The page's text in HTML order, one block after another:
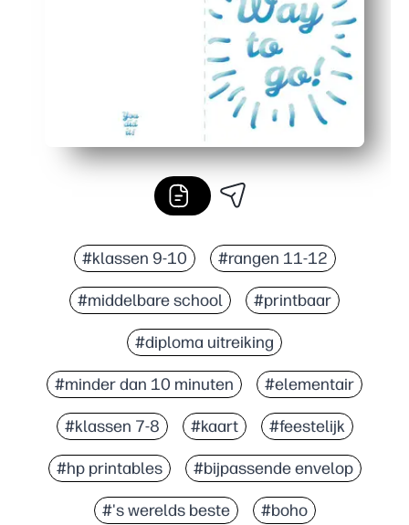
#klassen 9-10 #rangen 11-12
#middelbare school #printbaar
#diploma uitreiking
#minder dan 10 minuten #elementair
#klassen 7-8 #kaart #feestelijk
#hp printables #bijpassende envelop
#'s werelds beste #boho